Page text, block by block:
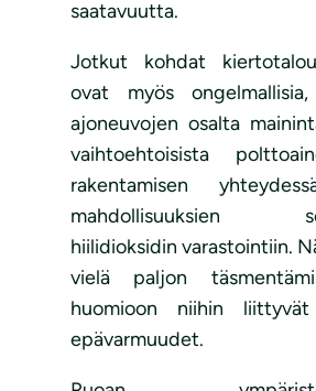
saatavuutta.
Jotkut kohdat
ovat myös ongelmallisia,
ajoneuvojen osalta
vaihtoehtoisista
rakentamisen
mahdollisuuksien
hiilidioksidin varastointiin.
vielä paljon
huomioon niihin
epävarmuudet.